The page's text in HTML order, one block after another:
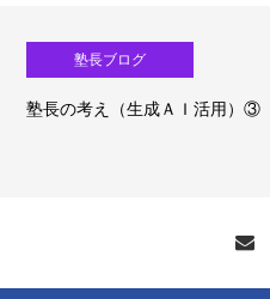
塾長ブログ
塾長の考え（生成ＡＩ活用）③